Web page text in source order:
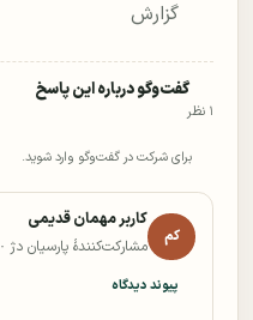
گزارش
گفت‌وگو درباره این پاسخ
۱ نظر
برای شرکت در گفت‌وگو وارد شوید.
کم
کاربر مهمان قدیمی
مشارکت‌کنندهٔ پارسیان دژ ·
پیوند دیدگاه